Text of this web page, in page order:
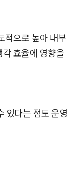
적으로 높아 내부
효율에 영향을
있다는 점도 운영